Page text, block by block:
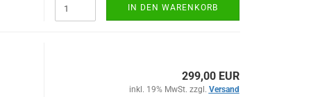
IN DEN WARENKORB
299,00 EUR
inkl. 19% MwSt. zzgl. Versand